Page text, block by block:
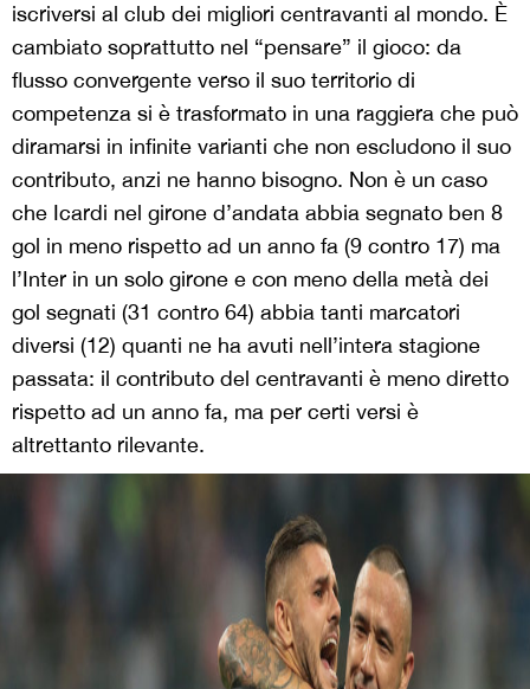
iscriversi al club dei migliori centravanti al mondo. È
cambiato soprattutto nel “pensare” il gioco: da
flusso convergente verso il suo territorio di
competenza si è trasformato in una raggiera che può
diramarsi in infinite varianti che non escludono il suo
contributo, anzi ne hanno bisogno. Non è un caso
che Icardi nel girone d’andata abbia segnato ben 8
gol in meno rispetto ad un anno fa (9 contro 17) ma
l’Inter in un solo girone e con meno della metà dei
gol segnati (31 contro 64) abbia tanti marcatori
diversi (12) quanti ne ha avuti nell’intera stagione
passata: il contributo del centravanti è meno diretto
rispetto ad un anno fa, ma per certi versi è
altrettanto rilevante.